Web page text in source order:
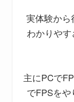
実体験か
わかりや
主にPCで
でFPSを